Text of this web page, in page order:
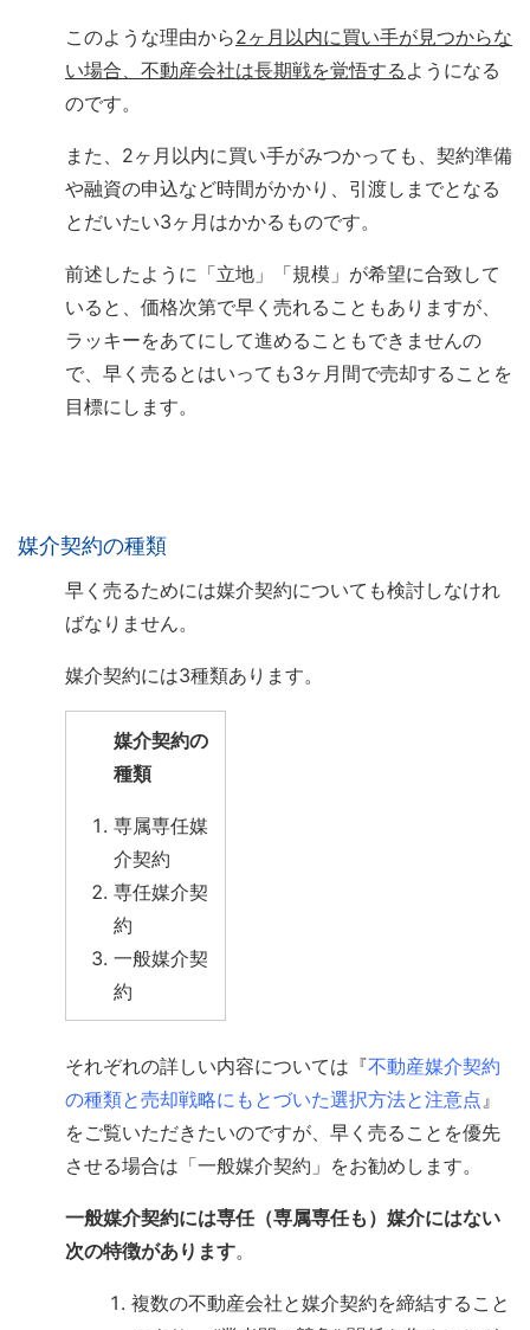
このような理由から2ヶ月以内に買い手が見つからな
い場合、不動産会社は長期戦を覚悟する ようになる
のです。
また、2ヶ月以内に買い手がみつかっても、契約準備
や融資の申込など時間がかかり、引渡しまでとなる
とだいたい3ヶ月はかかるものです。
前述したように「立地」「規模」が希望に合致して
いると、価格次第で早く売れることもありますが、
ラッキーをあてにして進めることもできませんの
で、早く売るとはいっても3ヶ月間で売却することを
目標にします。
媒介契約の種類
早く売るためには媒介契約についても検討しなけれ
ばなりません。
媒介契約には3種類あります。
媒介契約の
種類
専属専任媒
介契約
専任媒介契
約
一般媒介契
約
それぞれの詳しい内容については『不動産媒介契約
の種類と売却戦略にもとづいた選択方法と注意点』
をご覧いただきたいのですが、早く売ることを優先
させる場合は「一般媒介契約」をお勧めします。
一般媒介契約には専任（専属専任も）媒介にはない
次の特徴があります。
複数の不動産会社と媒介契約を締結すること